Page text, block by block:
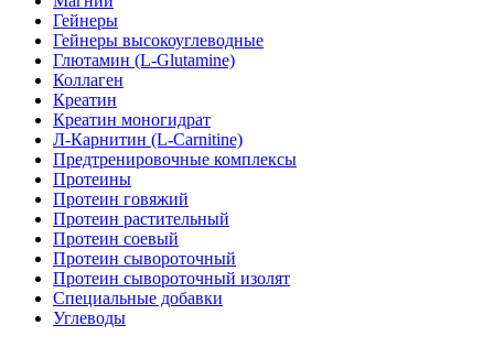
Гейнеры
Гейнеры высокоуглеводные
Глютамин (L-Glutamine)
Коллаген
Креатин
Креатин моногидрат
Л-Карнитин (L-Сarnitine)
Предтренировочные комплексы
Протеины
Протеин говяжий
Протеин растительный
Протеин соевый
Протеин сывороточный
Протеин сывороточный изолят
Специальные добавки
Углеводы